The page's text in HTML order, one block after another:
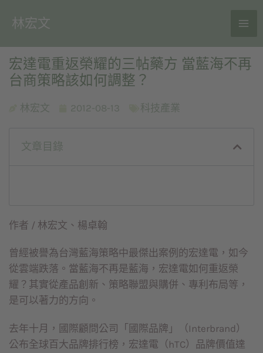
林宏文
宏達電重返榮耀的三帖藥方 當藍海不再
台商策略該如何調整？
林宏文 2012-08-13 科技產業
文章目錄
作者 / 林宏文、楊卓翰
曾經被譽為台灣藍海策略中最傑出案例的宏達電，如今
從雲端跌落。當藍海不再是藍海，宏達電如何重返榮
耀？其實從產品創新、策略聯盟與購併、專利布局等，
是可以著力的方向。
去年十月，國際顧問公司「國際品牌」（Interbrand）
公布全球百大品牌排行榜，宏達電（hTC）品牌價值達